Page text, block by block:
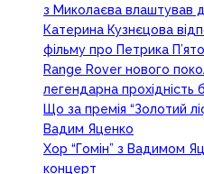
з Миколаєва влаштував
Катерина Кузнєцова
фільму про Петрика
Range Rover нового
легендарна прохідність
Що за премія “Золотий
Вадим Яценко
Хор “Гомін” з Вадимом
концерт